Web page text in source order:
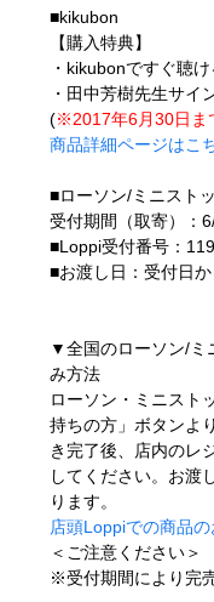
■kikubon
【購入特典】
・kikubonですぐ聴け
・田中芳樹先生サイ
(※2017年6月30日ま
商品詳細ページはこ
■ローソン/ミニスト
受付期間（取寄）：
■Loppi受付番号：
■お渡し日：受付日
▼全国のローソン/ミ
み方法
ローソン・ミニスト
持ちの方」ボタンよ
き完了後、店内のレ
してください。お渡
ります。
店頭Loppiでの商品
＜ご注意ください＞
※受付期間により完